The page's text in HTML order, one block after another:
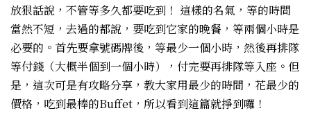
放狠話說，不管等多久都要吃到！ 這樣的名氣，等的時間
當然不短，去過的都說，要吃到它家的晚餐，等兩個小時是
必要的。首先要拿號碼牌後，等最少一個小時，然後再排隊
等付錢（大概半個到一個小時），付完要再排隊等入座。但
是，這次可是有攻略分享，教大家用最少的時間，花最少的
價格，吃到最棒的Buffet，所以看到這篇就掙到囉！